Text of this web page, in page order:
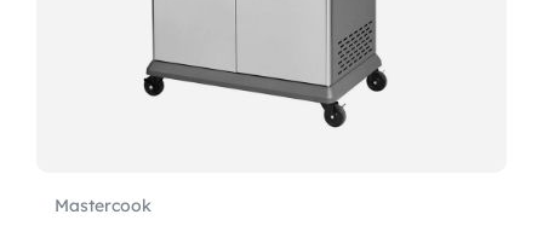
Mastercook